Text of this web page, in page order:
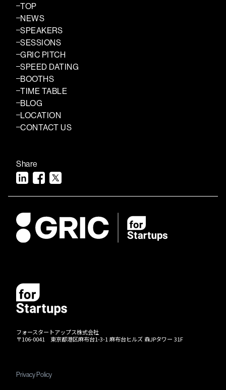
フォースタートアップス株式会社
〒106-0041 東京都港区麻布台1-3-1 麻布台ヒルズ 森JPタワー 31F
Privacy Policy
TOP
NEWS
SPEAKERS
SESSIONS
GRIC PITCH
SPEED DATING
BOOTHS
TIME TABLE
BLOG
LOCATION
CONTACT US
Share